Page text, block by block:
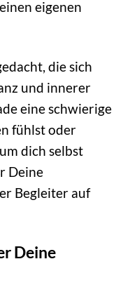
eigenen
die sich
und innerer
eine schwierige
fühlst oder
dich selbst
Deine
Begleiter auf
Deine